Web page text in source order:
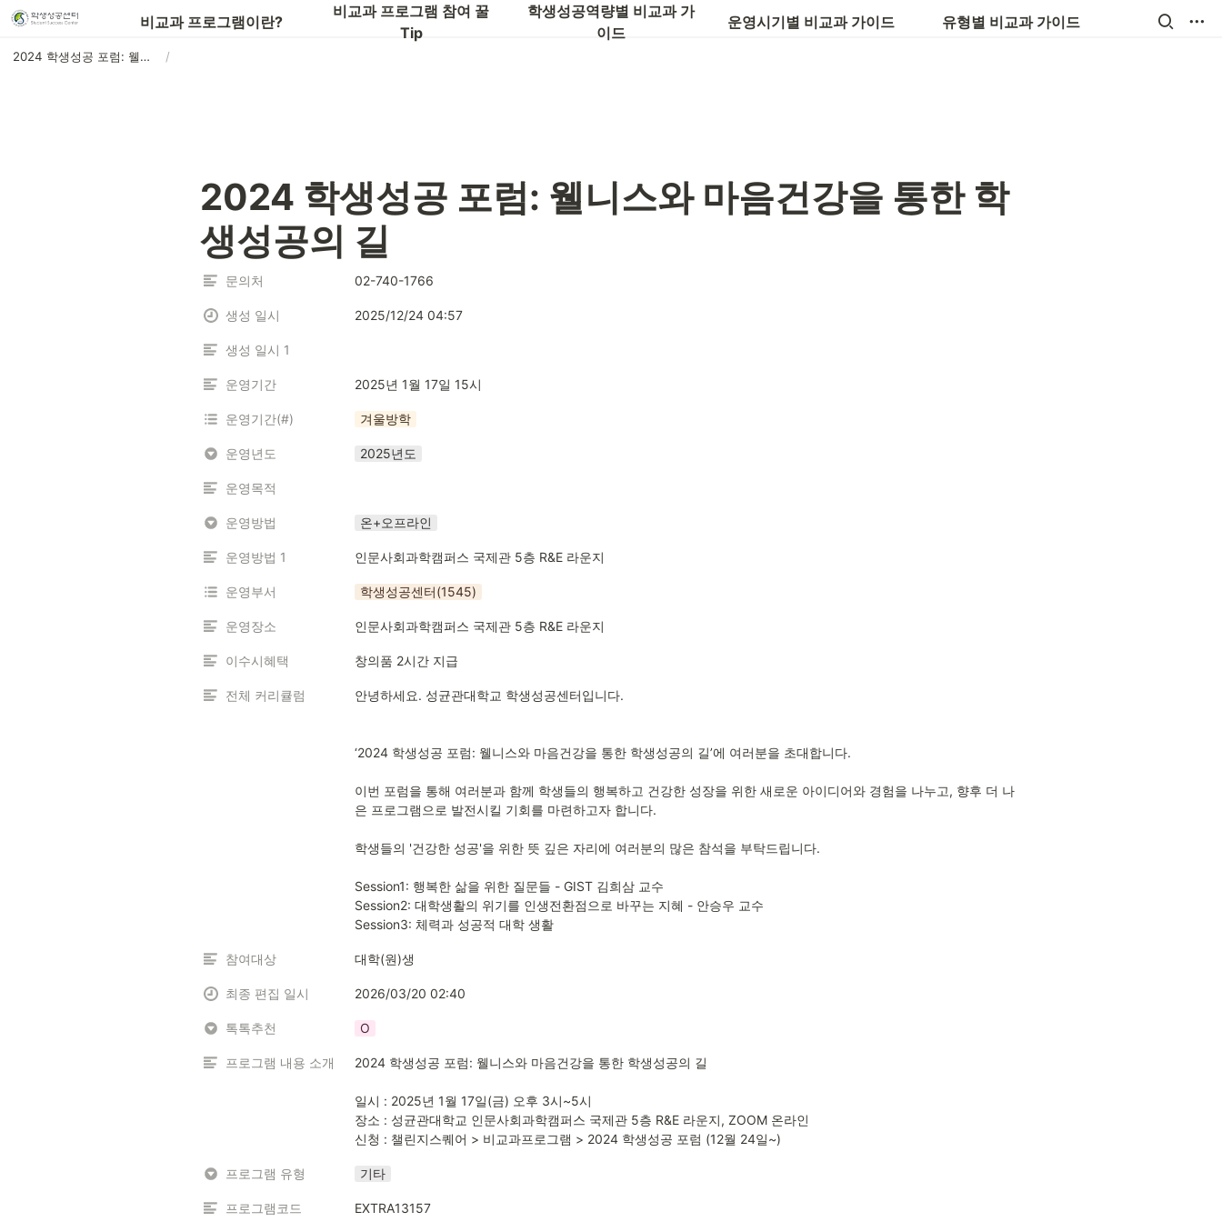
비교과 프로그램이란?
비교과 프로그램 참여 꿀
Tip
학생성공역량별 비교과 가
이드
운영시기별 비교과 가이드 유형별 비교과 가이드
2024 학생성공 포럼: 웰니스와 마음건강을 통한 학생성공의 길 /
글로벌 역량
2024 학생성공 포럼: 웰니스와 마음건강을 통한 학
생성공의 길
문의처 02-740-1766
생성 일시 2025/12/24 04:57
생성 일시 1
운영기간 2025년 1월 17일 15시
운영기간(#) 겨울방학
운영년도 2025년도
운영목적
운영방법 온+오프라인
운영방법 1 인문사회과학캠퍼스 국제관 5층 R&E 라운지
운영부서 학생성공센터(1545)
운영장소 인문사회과학캠퍼스 국제관 5층 R&E 라운지
이수시혜택 창의품 2시간 지급
전체 커리큘럼 안녕하세요. 성균관대학교 학생성공센터입니다.
‘2024 학생성공 포럼: 웰니스와 마음건강을 통한 학생성공의 길’에 여러분을 초대합니다.
이번 포럼을 통해 여러분과 함께 학생들의 행복하고 건강한 성장을 위한 새로운 아이디어와 경험을 나누고, 향후 더 나
은 프로그램으로 발전시킬 기회를 마련하고자 합니다.
학생들의 '건강한 성공'을 위한 뜻 깊은 자리에 여러분의 많은 참석을 부탁드립니다.
Session1: 행복한 삶을 위한 질문들 - GIST 김희삼 교수
Session2: 대학생활의 위기를 인생전환점으로 바꾸는 지혜 - 안승우 교수
Session3: 체력과 성공적 대학 생활
참여대상 대학(원)생
최종 편집 일시 2026/03/20 02:40
톡톡추천 O
프로그램 내용 소개 2024 학생성공 포럼: 웰니스와 마음건강을 통한 학생성공의 길
일시 : 2025년 1월 17일(금) 오후 3시~5시
장소 : 성균관대학교 인문사회과학캠퍼스 국제관 5층 R&E 라운지, ZOOM 온라인
신청 : 챌린지스퀘어 > 비교과프로그램 > 2024 학생성공 포럼 (12월 24일~)
프로그램 유형 기타
프로그램코드 EXTRA13157